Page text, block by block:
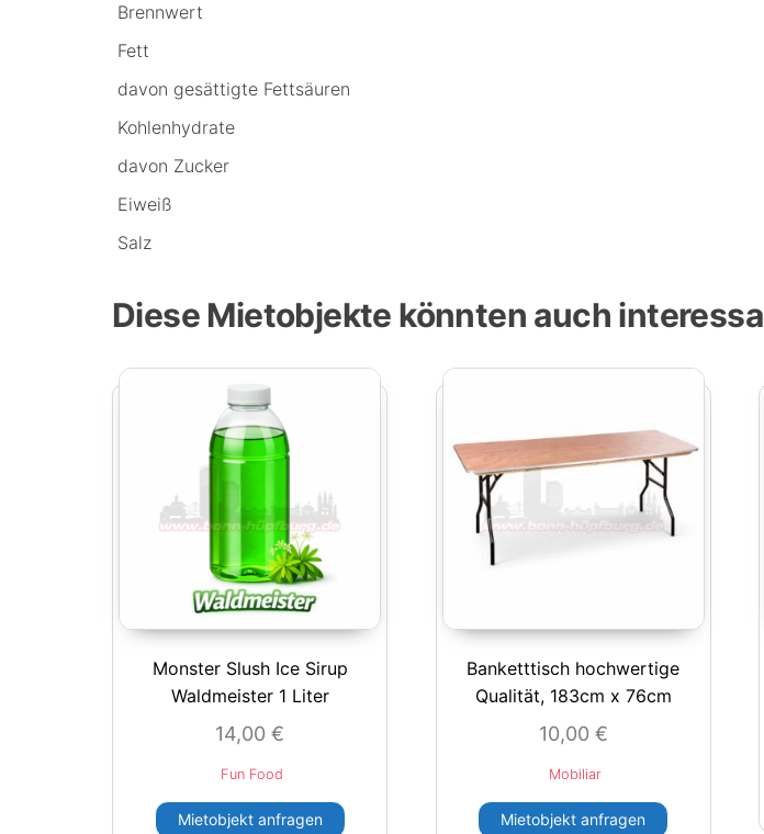
Brennwert
Fett
davon gesättigte Fettsäuren
Kohlenhydrate
davon Zucker
Eiweiß
Salz
Diese Mietobjekte könnten auch
Monster Slush Ice Sirup
Waldmeister 1 Liter
14,00€
Fun Food
Mietobjekt anfragen
Banketttisch hochwertige
Qualität, 183cm x 76cm
10,00 €
Mobiliar
Mietobjekt anfragen